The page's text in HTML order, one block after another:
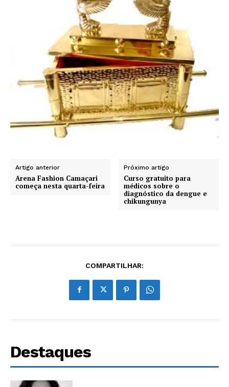
Artigo anterior
Arena Fashion Camaçari
começa nesta quarta-feira
Próximo artigo
Curso gratuito para
médicos sobre o
diagnóstico da dengue e
chikungunya
COMPARTILHAR:
Destaques